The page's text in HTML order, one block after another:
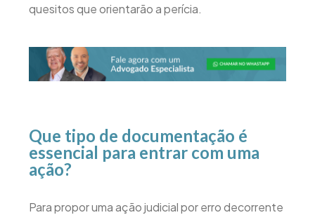
quesitos que orientarão a perícia.
Que tipo de documentação é
essencial para entrar com uma
ação?
Para propor uma ação judicial por erro decorrente